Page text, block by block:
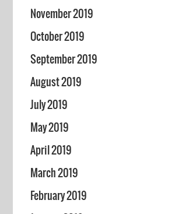
November 2019
October 2019
September 2019
August 2019
July 2019
May 2019
April 2019
March 2019
February 2019